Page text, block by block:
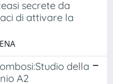
secrete da
di attivare la
della
A2